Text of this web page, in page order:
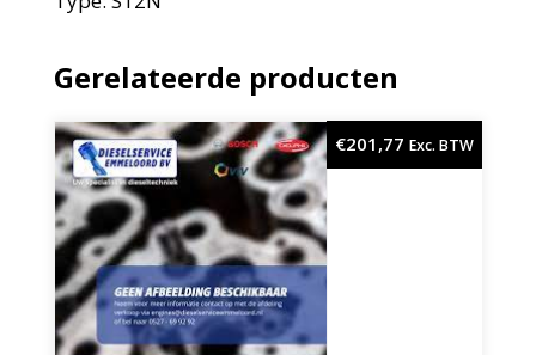
Gerelateerde producten
€201,77 Exc. BTW